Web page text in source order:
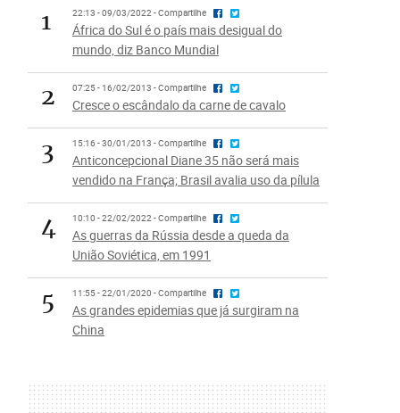
1
22:13 - 09/03/2022 - Compartilhe
África do Sul é o país mais desigual do
mundo, diz Banco Mundial
2 07:25 - 16/02/2013 - Compartilhe
Cresce o escândalo da carne de cavalo
3 15:16 - 30/01/2013 - Compartilhe
Anticoncepcional Diane 35 não será mais
vendido na França; Brasil avalia uso da pílula
4 10:10 - 22/02/2022 - Compartilhe
As guerras da Rússia desde a queda da
União Soviética, em 1991
5 11:55 - 22/01/2020 - Compartilhe
As grandes epidemias que já surgiram na
China